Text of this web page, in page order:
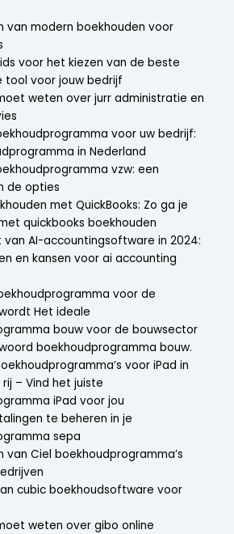
van modern boekhouden voor
voor het kiezen van de beste
tool voor jouw bedrijf
weten over jurr administratie en
voor uw bedrijf:
in Nederland
vzw: een
de opties
met QuickBooks: Zo ga je
quickbooks boekhouden
AI-accountingsoftware in 2024:
en kansen voor ai accounting
voor de
Het ideale
bouw voor de bouwsector
boekhoudprogramma bouw.
voor iPad in
– Vind het juiste
iPad voor jou
te beheren in je
sepa
van Ciel boekhoudprogramma’s
cubic boekhoudsoftware voor
weten over gibo online